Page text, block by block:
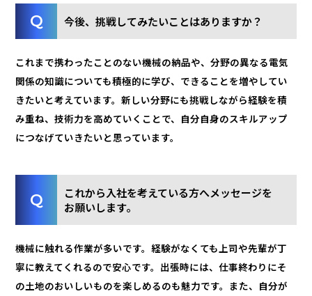
今後、挑戦してみたいことはありますか？
これまで携わったことのない機械の納品や、分野の異なる電気
関係の知識についても積極的に学び、できることを増やしてい
きたいと考えています。新しい分野にも挑戦しながら経験を積
み重ね、技術力を高めていくことで、自分自身のスキルアップ
につなげていきたいと思っています。
これから入社を考えている方へメッセージを
お願いします。
機械に触れる作業が多いです。経験がなくても上司や先輩が丁
寧に教えてくれるので安心です。出張時には、仕事終わりにそ
の土地のおいしいものを楽しめるのも魅力です。また、自分が